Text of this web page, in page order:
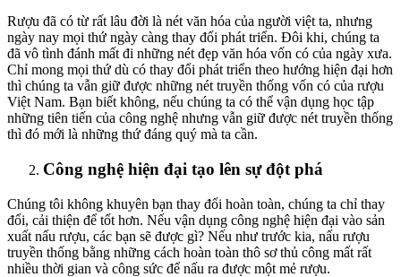
Rượu đã có từ rất lâu đời là nét văn hóa của người việt ta, nhưng
ngày nay mọi thứ ngày càng thay đổi phát triển. Đôi khi, chúng ta
đã vô tình đánh mất đi những nét đẹp văn hóa vốn có của ngày xưa.
Chỉ mong mọi thứ dù có thay đổi phát triển theo hướng hiện đại hơn
thì chúng ta vẫn giữ được những nét truyền thống vốn có của rượu
Việt Nam. Bạn biết không, nếu chúng ta có thể vận dụng học tập
những tiên tiến của công nghệ nhưng vẫn giữ được nét truyền thống
thì đó mới là những thứ đáng quý mà ta cần.
Công nghệ hiện đại tạo lên sự đột phá
Chúng tôi không khuyên bạn thay đổi hoàn toàn, chúng ta chỉ thay
đổi, cải thiện để tốt hơn. Nếu vận dụng công nghệ hiện đại vào sản
xuất nấu rượu, các bạn sẽ được gì? Nếu như trước kia, nấu rượu
truyền thống bằng những cách hoàn toàn thô sơ thủ công mất rất
nhiều thời gian và công sức để nấu ra được một mẻ rượu.